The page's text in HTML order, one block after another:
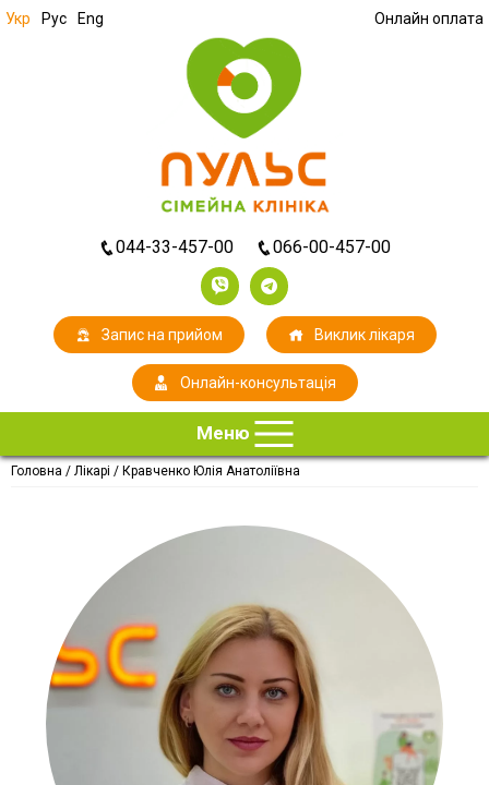
Укр Рус Eng Онлайн оплата
044-33-457-00 066-00-457-00
Запис на прийом Виклик лікаря
Онлайн-консультація
Меню
Головна / Лікарі / Кравченко Юлія Анатоліївна